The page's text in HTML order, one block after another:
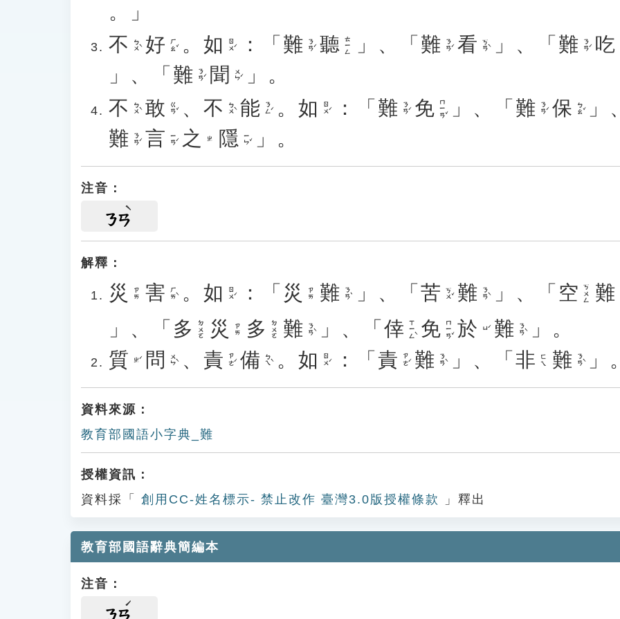
。」
不 ㄅㄨˋ 好 ㄏㄠˇ 。 如 ㄖㄨˊ ：「 難 ㄋㄢˊ 聽 ㄊㄧㄥ 」、「 難 ㄋㄢˊ 看 ㄎㄢˋ 」、「 難 ㄋㄢˊ 吃
」、「 難 ㄋㄢˊ 聞 ㄨㄣˊ
」。
不 ㄅㄨˋ 敢 ㄍㄢˇ 、 不 ㄅㄨˋ 能 ㄋㄥˊ 。 如 ㄖㄨˊ ：「 難 ㄋㄢˊ 免 ㄇㄧㄢˇ 」、「 難 ㄋㄢˊ 保 ㄅㄠˇ
」
難 ㄋㄢˊ 言 ㄧㄢˊ 之 ㄓ 隱 ㄧㄣˇ 」。
注音：
ㄋㄢ
解釋：
災 ㄗㄞ 害 ㄏㄞˋ 。 如 ㄖㄨˊ ：「 災 ㄗㄞ 難 ㄋㄢˋ 」、「 苦 ㄎㄨˇ 難 ㄋㄢˋ 」、「 空 ㄎㄨㄥ 難
」、「 多 ㄉㄨㄛ 災 ㄗㄞ 多 ㄉㄨㄛ 難 ㄋㄢˋ 」、「 倖 ㄒㄧㄥˋ 免 ㄇㄧㄢˇ 於 ㄩˊ 難 ㄋㄢˋ
」。
質
ㄓˊ 問 ㄨㄣˋ 、 責 ㄗㄜˊ 備 ㄅㄟˋ 。 如 ㄖㄨˊ ：「 責 ㄗㄜˊ 難 ㄋㄢˋ 」、「 非 ㄈㄟ 難 ㄋㄢˋ 」
資料來源：
教育部國語小字典_難
授權資訊：
資料採「
創用CC-姓名標示- 禁止改作 臺灣3.0版授權條款 」釋出
教育部國語辭典簡編本
注音：
ㄋㄢ